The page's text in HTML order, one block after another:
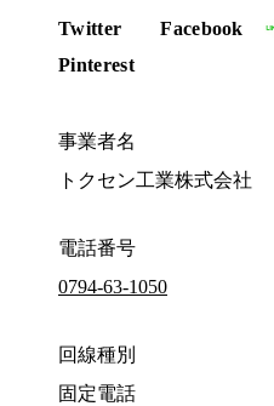
Twitter Facebook
Pinterest
事業者名
トクセン工業株式会社
電話番号
0794-63-1050
回線種別
固定電話